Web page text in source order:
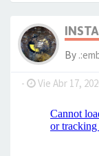
By
- Vie Abr 17,